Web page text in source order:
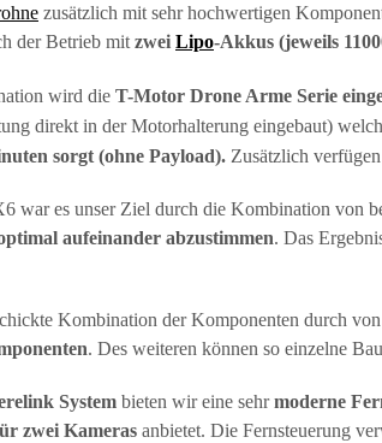
zusätzlich mit sehr hochwertigen
der Betrieb mit zwei Lipo-Akkus (jeweils
wird die T-Motor Drone Arme Serie
direkt in der Motorhalterung eingebaut)
sorgt (ohne Payload). Zusätzlich
war es unser Ziel durch die Kombination von
aufeinander abzustimmen. Das
Kombination der Komponenten durch
. Des weiteren können so einzelne
System bieten wir eine sehrmoderne
zwei Kameras anbietet. Die Fernsteuerung